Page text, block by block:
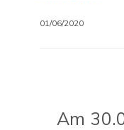
01/06/2020
Am